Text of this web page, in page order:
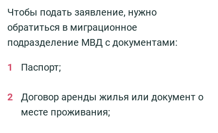
Чтобы подать заявление, нужно
обратиться в миграционное
подразделение МВД с документами:
Паспорт;
Договор аренды жилья или документ о
месте проживания;